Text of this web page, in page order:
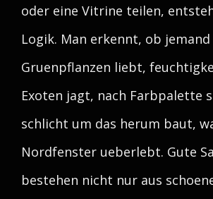
oder eine Vitrine teilen,
Logik. Man erkennt, ob
Gruenpflanzen liebt,
Exoten jagt, nach Farbpalette
schlicht um das herum baut,
Nordfenster ueberlebt. Gute
bestehen nicht nur aus